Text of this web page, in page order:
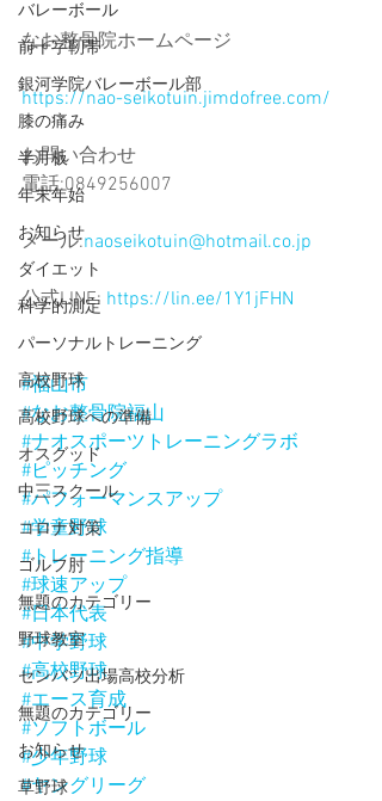
バレーボール
前十字靭帯
銀河学院バレーボール部
膝の痛み
半月板
年末年始
お知らせ
ダイエット
科学的測定
パーソナルトレーニング
高校野球
高校野球への準備
オスグッド
中三スクール
コロナ対策
ゴルフ肘
無題のカテゴリー
野球教室
センバツ出場高校分析
無題のカテゴリー
お知らせ
草野球
なお整骨院ホームページ
https://nao-seikotuin.jimdofree.com/
お問い合わせ
電話:0849256007
メール:naoseikotuin@hotmail.co.jp
公式LINE: https://lin.ee/1Y1jFHN
#福山市
#なお整骨院福山
#ナオスポーツトレーニングラボ
#ピッチング
#パフォーマンスアップ
#学童野球
#トレーニング指導
#球速アップ
#日本代表
#中学野球
#高校野球
#エース育成
#ソフトボール
#少年野球
#ヤングリーグ